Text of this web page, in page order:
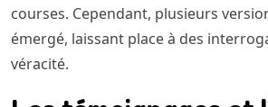
courses. Cependant, plusieurs
émergé, laissant place à des
véracité.